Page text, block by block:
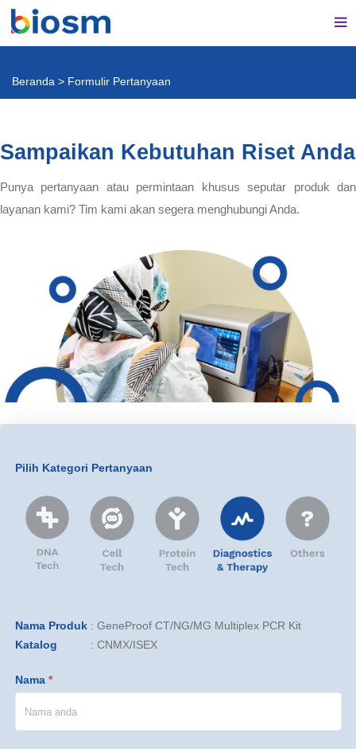
Beranda > Formulir Pertanyaan
Sampaikan Kebutuhan Riset Anda
Punya pertanyaan atau permintaan khusus seputar produk dan
layanan kami? Tim kami akan segera menghubungi Anda.
Pilih Kategori Pertanyaan
Nama Produk: GeneProof CT/NG/MG Multiplex PCR Kit
Katalog
: CNMX/ISEX
Nama *